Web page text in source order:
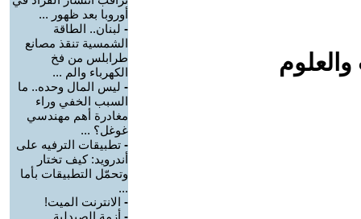
أوروبا بعد ظهور ...
- لبنان.. الطاقة
الشمسية تنقذ مصانع
طرابلس من فخ
الكهرباء والم ...
- ليس المال وحده.. ما
السبب الخفي وراء
مغادرة أهم مهندسي
غوغل؟ ...
- تطبيقات الترفيه على
أندرويد: كيف تختار
وتحمّل التطبيقات بأما
...
- الانترنت الميت!
- أزمة الصيدلية